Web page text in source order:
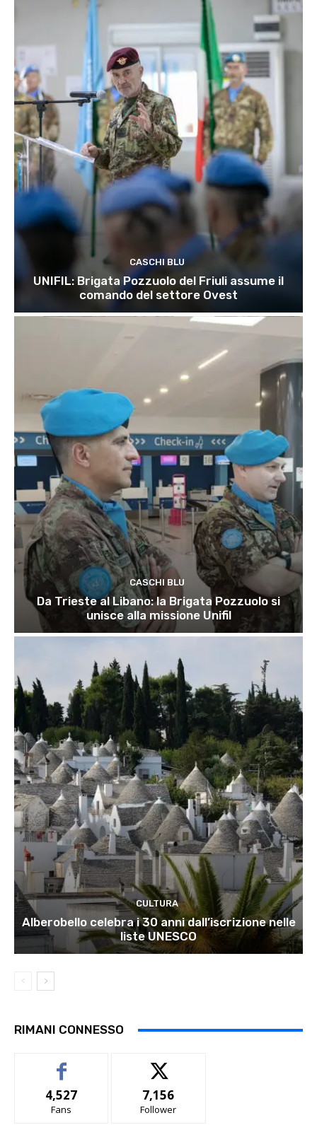
CASCHI BLU
UNIFIL: Brigata Pozzuolo del Friuli assume il
comando del settore Ovest
CASCHI BLU
Da Trieste al Libano: la Brigata Pozzuolo si
unisce alla missione Unifil
CULTURA
Alberobello celebra i 30 anni dall’iscrizione nelle
liste UNESCO
RIMANI CONNESSO
4,527
Fans
7,156
Follower